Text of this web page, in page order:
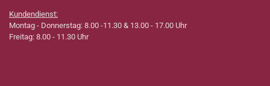
Kundendienst:
Montag - Donnerstag: 8.00 -11.30 & 13.00 - 17.00 Uhr
Freitag: 8.00 - 11.30 Uhr